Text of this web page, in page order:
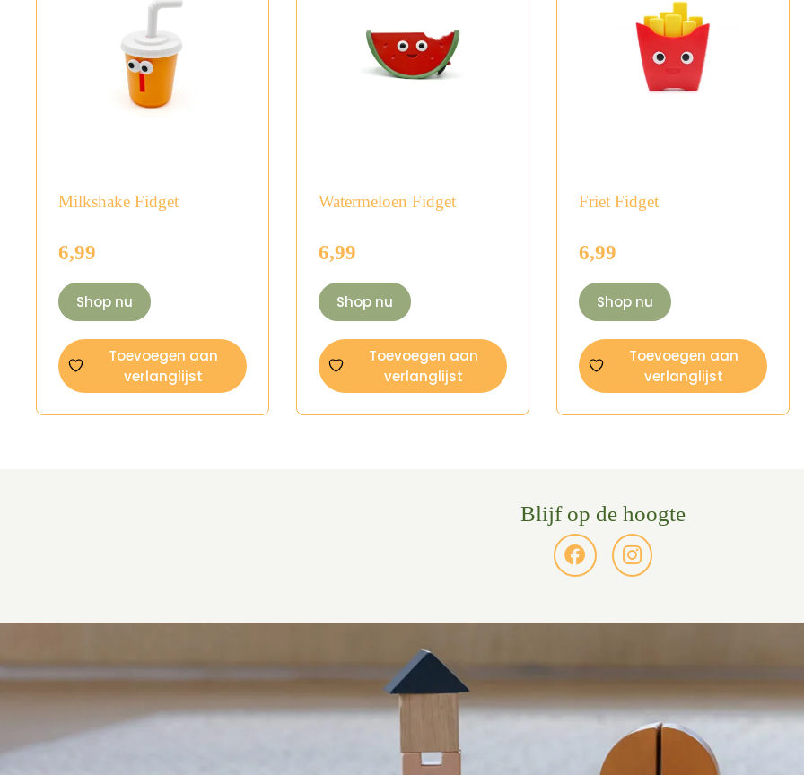
Milkshake Fidget
6,99
Shop nu
Toevoegen aan
verlanglijst
Watermeloen Fidget
6,99
Shop nu
Toevoegen aan
verlanglijst
Friet Fidget
6,99
Shop nu
Toevoegen aan
verlanglijst
Blijf op de hoogte